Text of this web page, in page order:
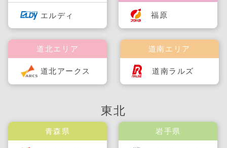
エルディ
道南エリア
道南ラルズ
道北エリア
道北アークス
福原
東北
青森県 岩手県